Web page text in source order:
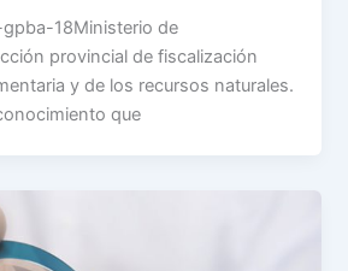
18Ministerio de
provincial de fiscalización
y de los recursos naturales.
que